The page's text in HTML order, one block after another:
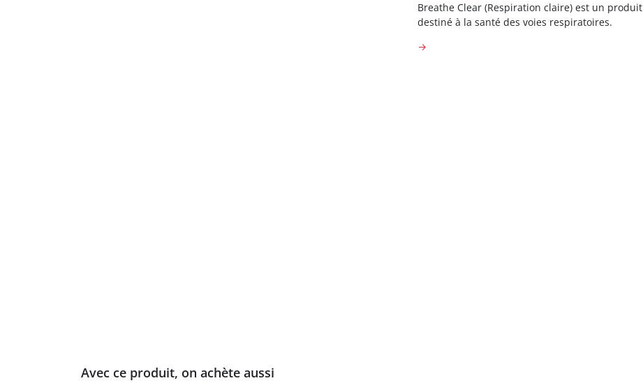
Breathe Clear (Respiration claire) est un produit
destiné à la santé des voies respiratoires.
→
Avec ce produit, on achète aussi